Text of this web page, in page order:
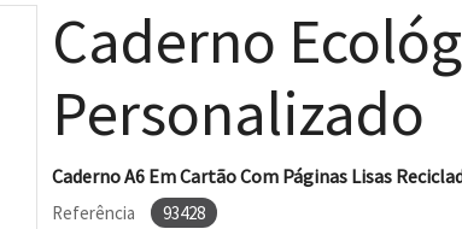
Caderno
Personalizado
Caderno A6 Em Cartão Com Páginas Lisas
Referência
93428